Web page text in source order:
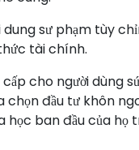
sư phạm tùy
tài chính.
cho người dùng
đầu tư khôn
học ban đầu của họ